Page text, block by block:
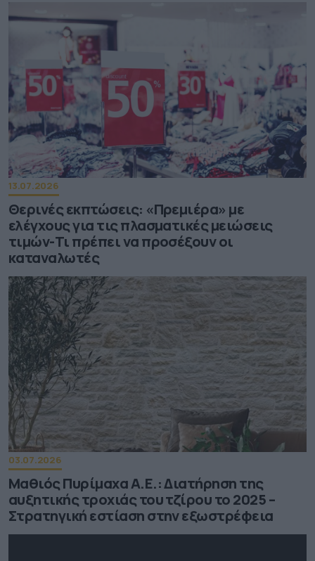
13.07.2026
Θερινές εκπτώσεις: «Πρεμιέρα» με
ελέγχους για τις πλασματικές μειώσεις
τιμών-Τι πρέπει να προσέξουν οι
καταναλωτές
03.07.2026
Μαθιός Πυρίμαχα Α.Ε.: Διατήρηση της
αυξητικής τροχιάς του τζίρου το 2025 –
Στρατηγική εστίαση στην εξωστρέφεια